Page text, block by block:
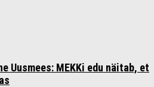
Uusmees: MEKKi edu näitab, et